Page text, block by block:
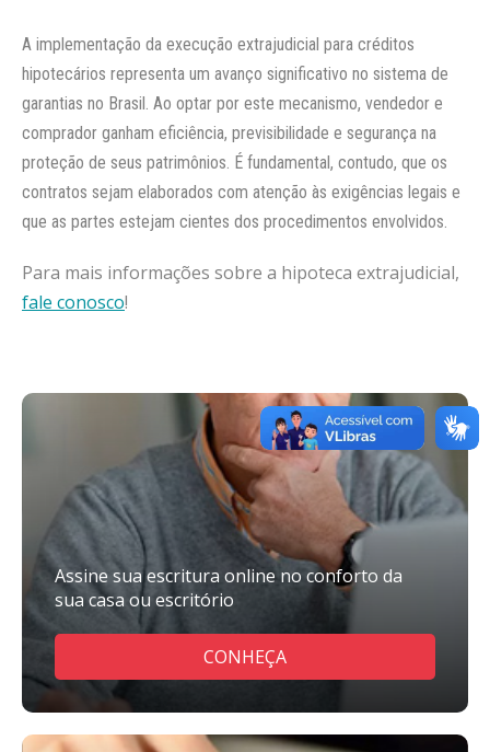
A implementação da execução extrajudicial para créditos
hipotecários representa um avanço significativo no sistema de
garantias no Brasil. Ao optar por este mecanismo, vendedor e
comprador ganham eficiência, previsibilidade e segurança na
proteção de seus patrimônios. É fundamental, contudo, que os
contratos sejam elaborados com atenção às exigências legais e
que as partes estejam cientes dos procedimentos envolvidos.
Para mais informações sobre a hipoteca extrajudicial,
fale conosco!
Assine sua escritura online no conforto da
sua casa ou escritório
CONHEÇA